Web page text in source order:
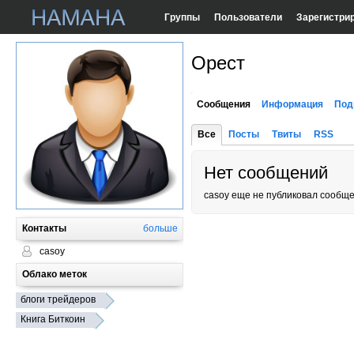
Группы Пользователи
Контакты больше
casoy
Облако меток
блоги трейдеров
Книга Биткоин
Орест
Сообщения Информация
Все Посты Твиты RSS
Нет сообщений
casoy еще не публиковал